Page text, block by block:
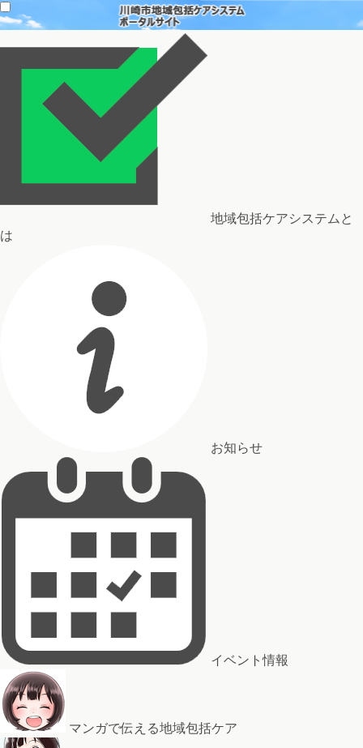
地域包括ケアシステムと
は
お知らせ
イベント情報
マンガで伝える地域包括ケア